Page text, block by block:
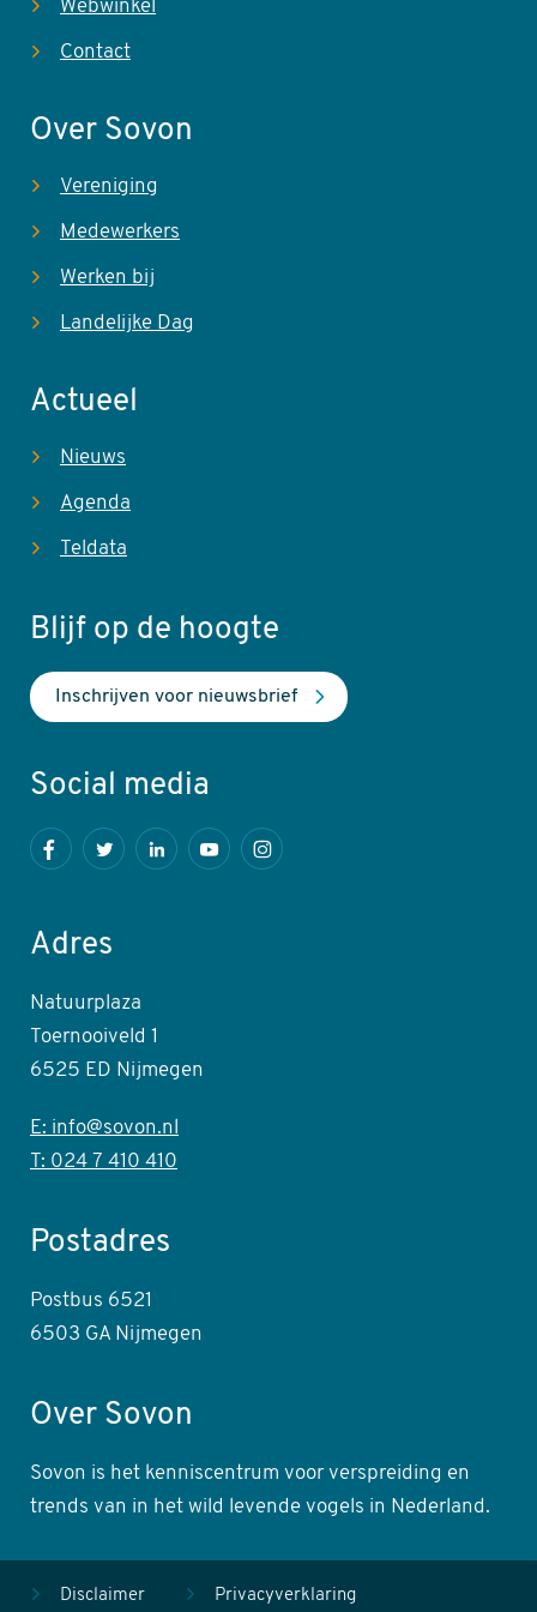
Webwinkel
Contact
Over Sovon
Vereniging
Medewerkers
Werken bij
Landelijke Dag
Actueel
Nieuws
Agenda
Teldata
Blijf op de hoogte
Inschrijven voor nieuwsbrief
Social media
Adres
Natuurplaza
Toernooiveld 1
6525 ED Nijmegen
E: info@sovon.nl
T: 024 7 410 410
Postadres
Postbus 6521
6503 GA Nijmegen
Over Sovon
Sovon is het kenniscentrum voor verspreiding en
trends van in het wild levende vogels in Nederland.
Disclaimer Privacyverklaring